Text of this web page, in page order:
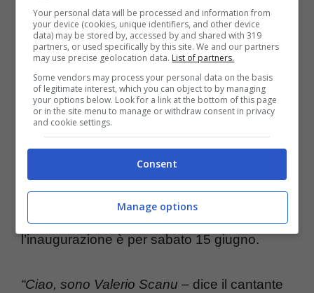
Scanu,classe 1990, cantante molto
apprezzato ma che ha vissuto alti e bassi
nel corso della sua carriera,che dopo
molte esperienze in musica ed in tv ha
deciso di dedicarsi ad altro. Proprio Scanu
con un video sui social ha annunciato di
parrucchiere
l’apertura delsuo primo salone a Roma:
“Hannabrà”. L’appuntamento con
l’inaugurazione è per sabato 15 giugno.
“Ciao, sono Valerio Scanu – dice il cantante
Your personal data will be processed and information from
your device (cookies, unique identifiers, and other device
data) may be stored by, accessed by and shared with 319
partners, or used specifically by this site. We and our partners
may use precise geolocation data. List of partners.
Some vendors may process your personal data on the basis
of legitimate interest, which you can object to by managing
your options below. Look for a link at the bottom of this page
or in the site menu to manage or withdraw consent in privacy
and cookie settings.
Consent
Manage options